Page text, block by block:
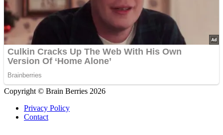
Copyright © Brain Berries 2026
Privacy Policy
Contact